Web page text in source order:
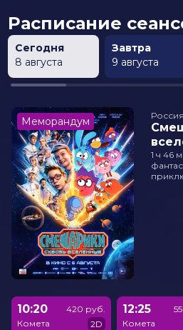
Расписание
Сегодня
8 августа
Завтра
9 августа
Меморандум Россия
1 ч 46
10:20
Комета
420 руб.
2D
12:25
Комета